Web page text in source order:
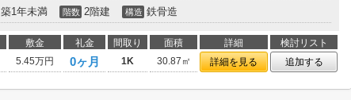
築1年未満 階数 2階建 構造 鉄骨造
敷金 礼金 間取り 面積 詳細
検討リスト
5.45万円 0ヶ月 1K 30.87㎡ 詳細を見る 追加する